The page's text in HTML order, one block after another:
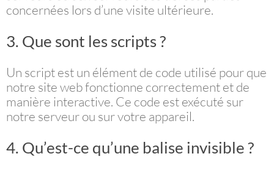
concernées lors d’une visite ultérieure.
3. Que sont les scripts ?
Un script est un élément de code utilisé pour que
notre site web fonctionne correctement et de
manière interactive. Ce code est exécuté sur
notre serveur ou sur votre appareil.
4. Qu’est-ce qu’une balise invisible ?